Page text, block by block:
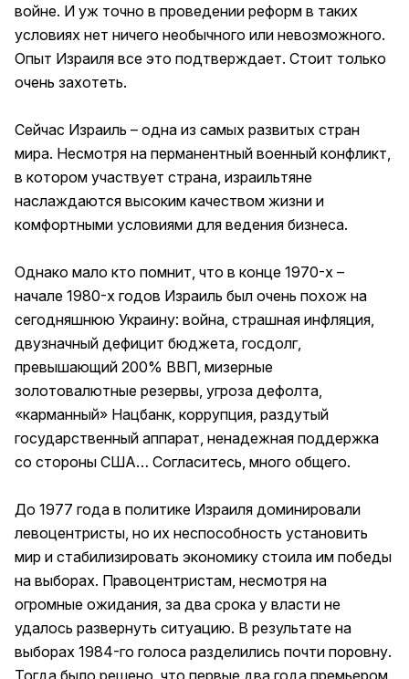
войне. И уж точно в проведении реформ в таких
условиях нет ничего необычного или невозможного.
Опыт Израиля все это подтверждает. Стоит только
очень захотеть.
Сейчас Израиль – одна из самых развитых стран
мира. Несмотря на перманентный военный конфликт,
в котором участвует страна, израильтяне
наслаждаются высоким качеством жизни и
комфортными условиями для ведения бизнеса.
Однако мало кто помнит, что в конце 1970-х –
начале 1980-х годов Израиль был очень похож на
сегодняшнюю Украину: война, страшная инфляция,
двузначный дефицит бюджета, госдолг,
превышающий 200% ВВП, мизерные
золотовалютные резервы, угроза дефолта,
«карманный» Нацбанк, коррупция, раздутый
государственный аппарат, ненадежная поддержка
со стороны США… Согласитесь, много общего.
До 1977 года в политике Израиля доминировали
левоцентристы, но их неспособность установить
мир и стабилизировать экономику стоила им победы
на выборах. Правоцентристам, несмотря на
огромные ожидания, за два срока у власти не
удалось развернуть ситуацию. В результате на
выборах 1984-го голоса разделились почти поровну.
Тогда было решено, что первые два года премьером